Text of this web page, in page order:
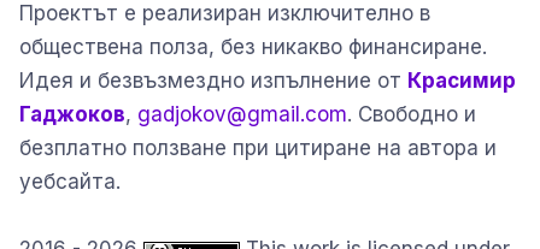
Проектът е реализиран изключително в
обществена полза, без никакво финансиране.
Идея и безвъзмездно изпълнение от Красимир
Гаджоков, gadjokov@gmail.com. Свободно и
безплатно ползване при цитиране на автора и
уебсайта.